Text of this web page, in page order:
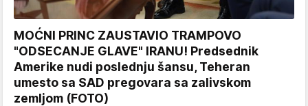
MOĆNI PRINC ZAUSTAVIO TRAMPOVO
"ODSECANJE GLAVE" IRANU! Predsednik
Amerike nudi poslednju šansu, Teheran
umesto sa SAD pregovara sa zalivskom
zemljom (FOTO)